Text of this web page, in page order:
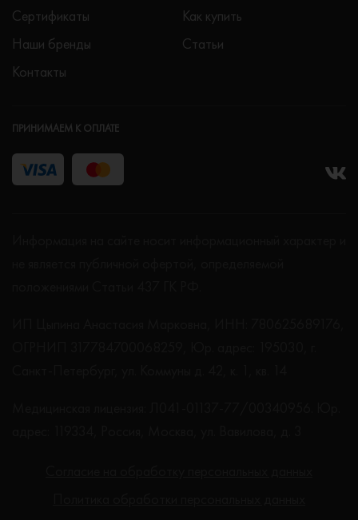
Сертификаты
Наши бренды
Контакты
Как купить
Статьи
ПРИНИМАЕМ К ОПЛАТЕ